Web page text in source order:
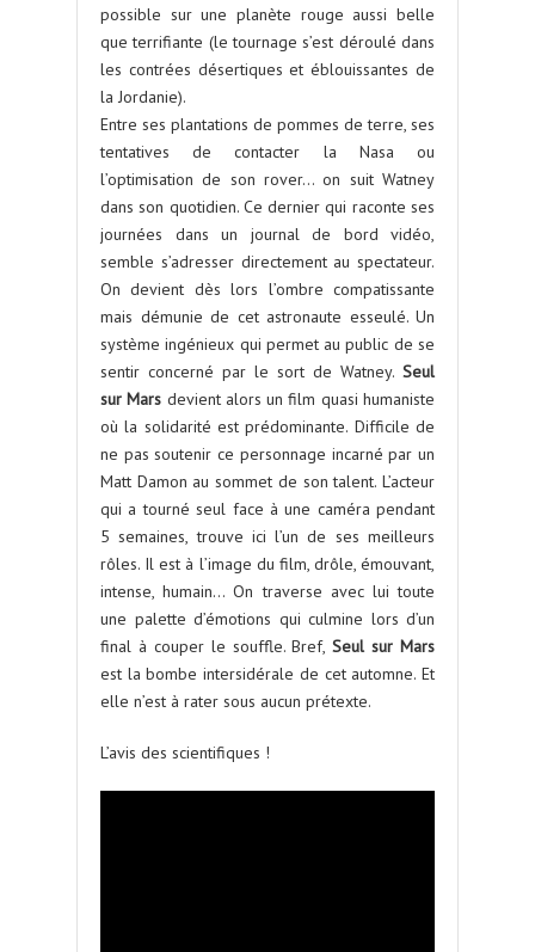
possible sur une planète rouge aussi belle
que terrifiante (le tournage s’est déroulé dans
les contrées désertiques et éblouissantes de
la Jordanie).
Entre ses plantations de pommes de terre, ses
tentatives de contacter la Nasa ou
l’optimisation de son rover… on suit Watney
dans son quotidien. Ce dernier qui raconte ses
journées dans un journal de bord vidéo,
semble s’adresser directement au spectateur.
On devient dès lors l’ombre compatissante
mais démunie de cet astronaute esseulé. Un
système ingénieux qui permet au public de se
sentir concerné par le sort de Watney. Seul
sur Mars devient alors un film quasi humaniste
où la solidarité est prédominante. Difficile de
ne pas soutenir ce personnage incarné par un
Matt Damon au sommet de son talent. L’acteur
qui a tourné seul face à une caméra pendant
5 semaines, trouve ici l’un de ses meilleurs
rôles. Il est à l’image du film, drôle, émouvant,
intense, humain… On traverse avec lui toute
une palette d’émotions qui culmine lors d’un
final à couper le souffle. Bref,Seul sur Mars
est la bombe intersidérale de cet automne. Et
elle n’est à rater sous aucun prétexte.
L’avis des scientifiques !